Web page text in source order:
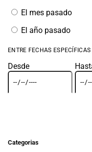
El mes pasado
El año pasado
ENTRE FECHAS ESPECÍFICAS
Desde
Categorias